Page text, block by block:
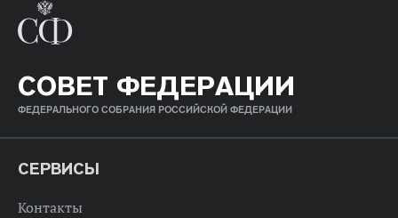
СОВЕТ ФЕДЕРАЦИИ
ФЕДЕРАЛЬНОГО СОБРАНИЯ РОССИЙСКОЙ ФЕДЕРАЦИИ
СЕРВИСЫ
Контакты